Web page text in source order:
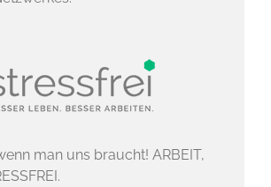
man uns braucht! ARBEIT,